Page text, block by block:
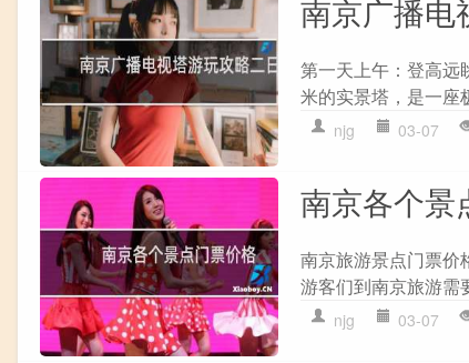
南京广播电
第一天上午：登高远
米的实景塔，是一座
njg 03-07
南京各个景
南京旅游景点门票价
游客们到南京旅游需
njg 03-07